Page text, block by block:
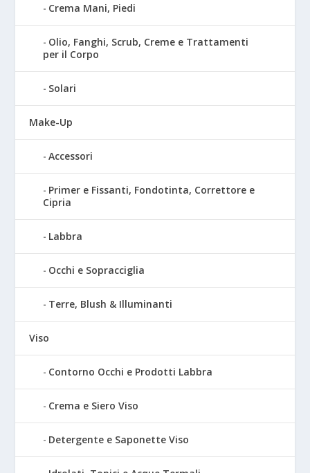
Crema Mani, Piedi
Olio, Fanghi, Scrub, Creme e Trattamenti
per il Corpo
Solari
Make-Up
Accessori
Primer e Fissanti, Fondotinta, Correttore e
Cipria
Labbra
Occhi e Sopracciglia
Terre, Blush & Illuminanti
Viso
Contorno Occhi e Prodotti Labbra
Crema e Siero Viso
Detergente e Saponette Viso